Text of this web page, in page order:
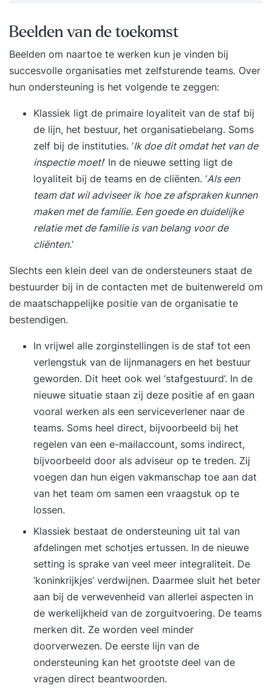
1Zelforganisatie en zelfsturing als concept: Hoe
ontwikkeld? Hoe draagt zelforganisatie en
zelfsturing bij aan de hedendaagse uitdagingen
waar individuen en organisaties voor staan? De
termen zelforganisatie en zelfsturing worden
vaak door elkaar gebruikt. In de opleiding leer je
de belangrijkste verschillen en
toepassingsmogelijkheden. Zelforganisatie en
zelfsturing slaagt alleen door de onderliggende
waarden te begrijpen en voorbeeldgedrag te
vertonen. Dagelijkse gebruiken die horen bij
zelforganisatie en zelfsturing:
Teamvolwassenheid is een belangrijke indicator
zelfsturing. Vertrouwen is de basis voor een
goede samenwerking. Je leert hoe teams zich
ontwikkelen en welke effectieve interventies je
kunt doen bij het vergroten van vertrouwen,
team. Zelforganiserende en zelfsturende teams
dienen in staat te zijn om zelf de voortgang van
het werk te inspecteren. Je leert hoe teams
effectief overleggen en elkaar verantwoordelijk
houden. Besluitvorming binnen zelforganiserende
teams. Dag 2Mensgerichte gebruiken die horen
bij zelforganisatie en zelfsturing: Je leert teams
organiseren van functies naar flexibele
rollen. Hierdoor zijn teams in staat wendbaar te
organiseren, heldere verantwoordelijkheden te
definiëren en talenten te benutten. Hoe ga je om
met feedback en performance binnen
zelforganisatie? We staan stil bij verschillende
feedback en performance processen.
Zelforganisatie of zelfsturing inrichten: Je leert
de randvoorwaarden en succesfactoren voor
zelforganisatie en zelfsturing. Een
heldere purpose houdt teams bij elkaar en geeft
richting aan alles wat er in een organisatie
gebeurt. Je leert kaders stellen en teams met
elkaar verbinden (alignment). Wat
Beelden van de toekomst
Beelden om naartoe te werken kun je vinden bij
succesvolle organisaties met zelfsturende teams. Over
hun ondersteuning is het volgende te zeggen:
Klassiek ligt de primaire loyaliteit van de staf bij
de lijn, het bestuur, het organisatiebelang. Soms
zelf bij de instituties. ‘Ik doe dit omdat het van de
inspectie moet!’ In de nieuwe setting ligt de
loyaliteit bij de teams en de cliënten. ‘Als een
team dat wil adviseer ik hoe ze afspraken kunnen
maken met de familie. Een goede en duidelijke
relatie met de familie is van belang voor de
cliënten.’
Slechts een klein deel van de ondersteuners staat de
bestuurder bij in de contacten met de buitenwereld om
de maatschappelijke positie van de organisatie te
bestendigen.
In vrijwel alle zorginstellingen is de staf tot een
verlengstuk van de lijnmanagers en het bestuur
geworden. Dit heet ook wel ‘stafgestuurd’. In de
nieuwe situatie staan zij deze positie af en gaan
vooral werken als een serviceverlener naar de
teams. Soms heel direct, bijvoorbeeld bij het
regelen van een e-mailaccount, soms indirect,
bijvoorbeeld door als adviseur op te treden. Zij
voegen dan hun eigen vakmanschap toe aan dat
van het team om samen een vraagstuk op te
lossen.
Klassiek bestaat de ondersteuning uit tal van
afdelingen met schotjes ertussen. In de nieuwe
setting is sprake van veel meer integraliteit. De
‘koninkrijkjes’ verdwijnen. Daarmee sluit het beter
aan bij de verwevenheid van allerlei aspecten in
de werkelijkheid van de zorguitvoering. De teams
merken dit. Ze worden veel minder
doorverwezen. De eerste lijn van de
ondersteuning kan het grootste deel van de
vragen direct beantwoorden.